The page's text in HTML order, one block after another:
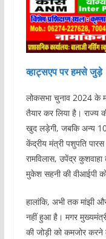
व्हाट्सएप पर हमसे जुड़े
लोकसभा चुनाव 2024 के
तैयार कर लिया है। राज्य
खुद लड़ेगी, जबकि अन्य
केंद्रीय मंत्री पशुपति पारस
रामविलास, उपेंद्र
मुकेश सहनी की वीआईपी
हालांकि, अभी तक मांझी
नहीं हुआ है। मगर
की जोड़ी को कमजोर